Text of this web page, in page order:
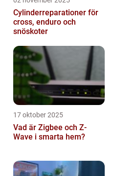
Cylinderreparationer för
cross, enduro och
snöskoter
17 oktober 2025
Vad är Zigbee och Z-
Wave i smarta hem?